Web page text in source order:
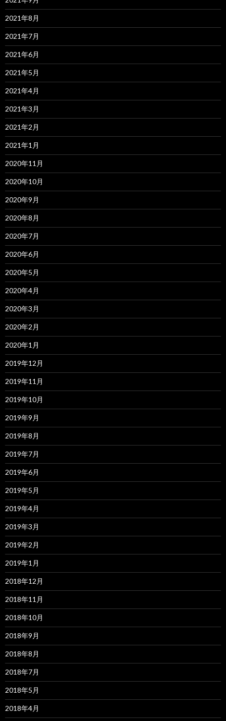
2021年8月
2021年7月
2021年6月
2021年5月
2021年4月
2021年3月
2021年2月
2021年1月
2020年11月
2020年10月
2020年9月
2020年8月
2020年7月
2020年6月
2020年5月
2020年4月
2020年3月
2020年2月
2020年1月
2019年12月
2019年11月
2019年10月
2019年9月
2019年8月
2019年7月
2019年6月
2019年5月
2019年4月
2019年3月
2019年2月
2019年1月
2018年12月
2018年11月
2018年10月
2018年9月
2018年8月
2018年7月
2018年5月
2018年4月